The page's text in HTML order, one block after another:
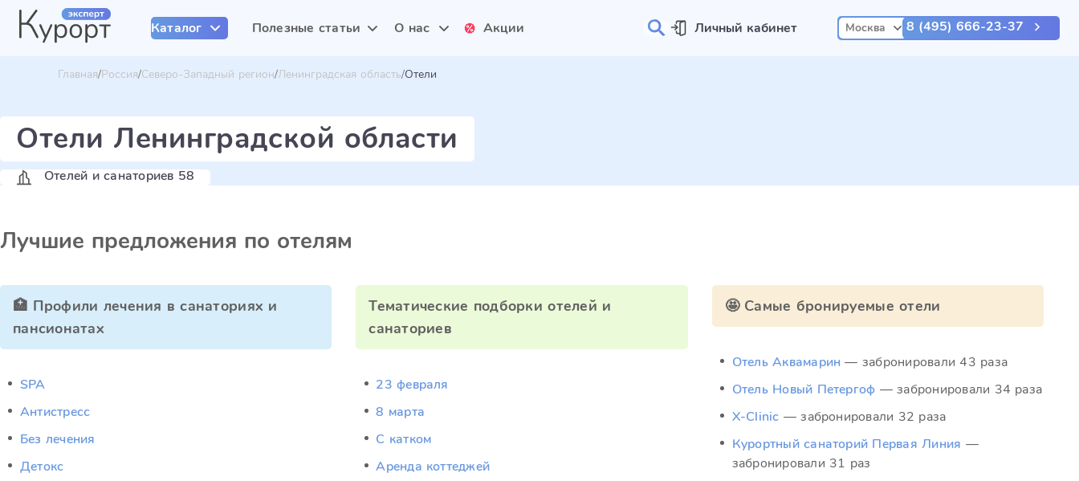
Каталог Полезные статьи О нас Акции Личный кабинет Москва 8 (495) 666-23-37
Главная Россия Северо-Западный регион Ленинградская область Отели
Отели Ленинградской области
Отелей и санаториев 58
Лучшие предложения по отелям
🏥 Профили лечения в санаториях и
пансионатах
SPA
Антистресс
Без лечения
Детокс
Тематические подборки отелей и
санаториев
23 февраля
8 марта
C катком
Аренда коттеджей
🤩 Самые бронируемые отели
Отель Аквамарин — забронировали 43 раза
Отель Новый Петергоф — забронировали 34 раза
X-Clinic — забронировали 32 раза
Курортный санаторий Первая Линия —
забронировали 31 раз